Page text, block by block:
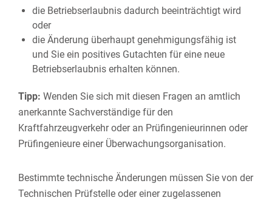
die Betriebserlaubnis dadurch beeinträchtigt wird
oder
die Änderung überhaupt genehmigungsfähig ist
und Sie ein positives Gutachten für eine neue
Betriebserlaubnis erhalten können.
Tipp: Wenden Sie sich mit diesen Fragen an amtlich
anerkannte Sachverständige für den
Kraftfahrzeugverkehr oder an Prüfingenieurinnen oder
Prüfingenieure einer Überwachungsorganisation.
Bestimmte technische Änderungen müssen Sie von der
Technischen Prüfstelle oder einer zugelassenen